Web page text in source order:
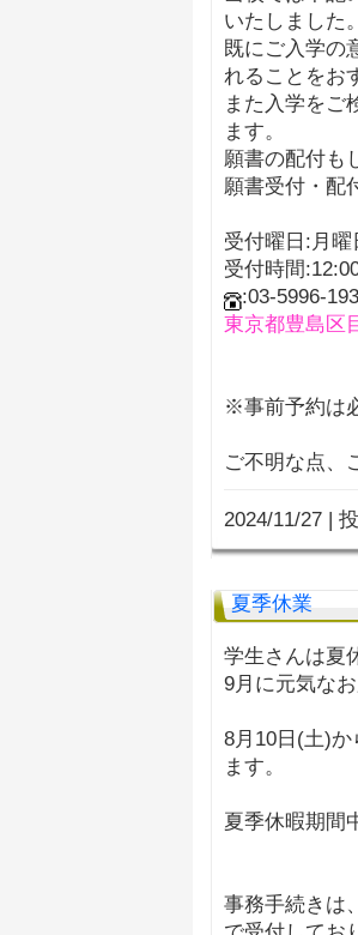
いたしました
既にご入学の
れることを
また入学をご
ます。
願書の配付も
願書受付・配
受付曜日:月
受付時間
:03-5996-
東京都豊島区
※事前予約は
ご不明な点、
2024/11/27 |
夏季休業
学生さんは夏
9月に元気な
8月10日(土)
ます。
夏季休暇期間
事務手続きは